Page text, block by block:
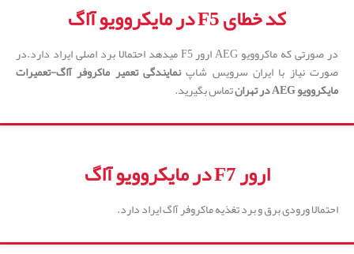
کد خطای F5 در مایکروویو آاگ
در صورتی که ماکروویو AEG ارور F5 میدهد احتمالا برد اصلی ایراد دارد.در
صورت نیاز با ایران سرویس شاپنمایندگی تعمیر ماکروفر آاگ-تعمیرات
مایکروویوAEGدر تهرانتماس بگیرید.
ارور F7 در مایکروویو آاگ
احتمالا ورودی برق و برد تغذیه ماکروفر آاگ ایراد دارد.